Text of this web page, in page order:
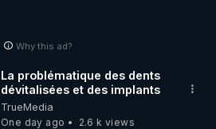
Why this ad?
La problématique des dents
dévitalisées et des implants
TrueMedia
One day ago
2.6 k views